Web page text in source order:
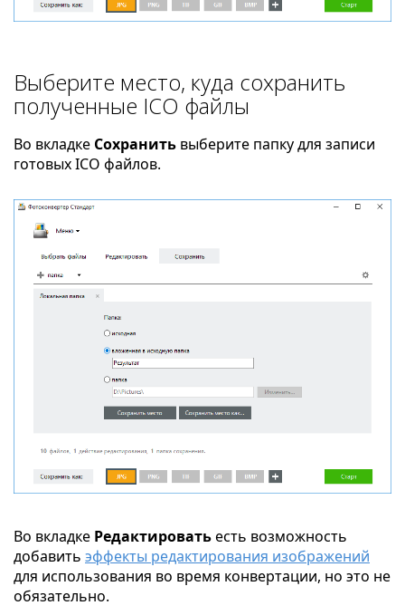
Выберите место, куда сохранить
полученные ICO файлы
Во вкладке Сохранить выберите папку для записи
готовых ICO файлов.
Во вкладке Редактироватьесть возможность
добавить эффекты редактирования изображений
для использования во время конвертации, но это не
обязательно.